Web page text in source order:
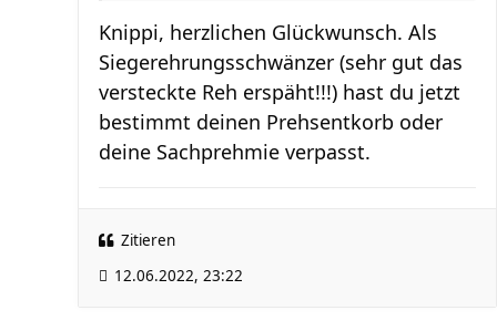
Knippi, herzlichen Glückwunsch. Als
Siegerehrungsschwänzer (sehr gut das
versteckte Reh erspäht!!!) hast du jetzt
bestimmt deinen Prehsentkorb oder
deine Sachprehmie verpasst.
Zitieren
12.06.2022, 23:22